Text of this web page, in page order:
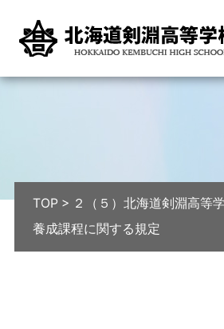
TOP > ２（５）北海道剣淵高等
養成課程に関する規定